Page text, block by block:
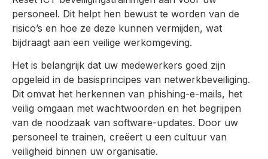
personeel. Dit helpt hen bewust te worden van de
risico’s en hoe ze deze kunnen vermijden, wat
bijdraagt aan een veilige werkomgeving.
Het is belangrijk dat uw medewerkers goed zijn
opgeleid in de basisprincipes van netwerkbeveiliging.
Dit omvat het herkennen van phishing-e-mails, het
veilig omgaan met wachtwoorden en het begrijpen
van de noodzaak van software-updates. Door uw
personeel te trainen, creëert u een cultuur van
veiligheid binnen uw organisatie.